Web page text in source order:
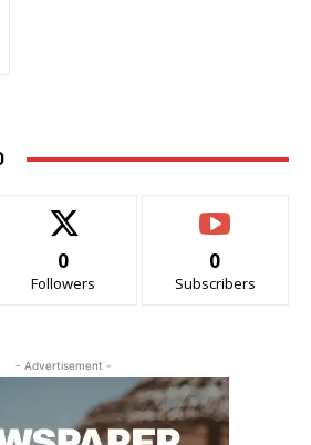
0
Followers
0
Subscribers
- Advertisement -